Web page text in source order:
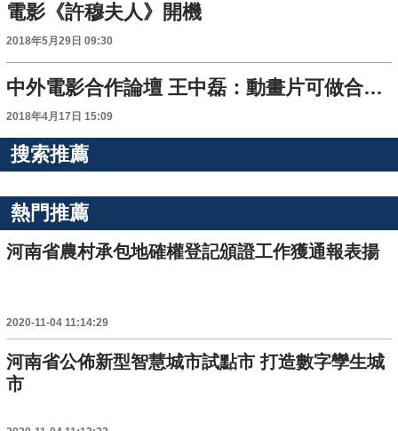
電影《許穆夫人》開機
2018年5月29日 09:30
中外電影合作論壇 王中磊：動畫片可做合拍片突破口
2018年4月17日 15:09
搜索推薦
熱門推薦
河南省農村承包地確權登記頒證工作獲通報表揚
2020-11-04 11:14:29
河南省公佈新型智慧城市試點市 打造數字孿生城
市